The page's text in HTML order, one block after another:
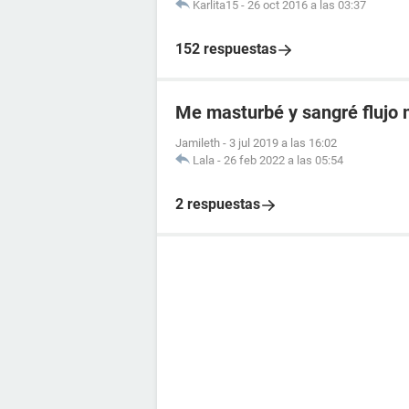
Karlita15 - 26 oct 2016 a las 03:37
152 respuestas
Me masturbé y sangré flujo
Jamileth - 3 jul 2019 a las 16:02
Lala - 26 feb 2022 a las 05:54
2 respuestas